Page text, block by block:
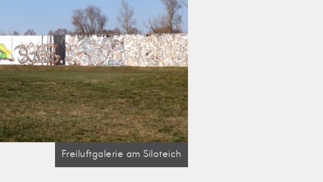
Freiluftgalerie am Siloteich